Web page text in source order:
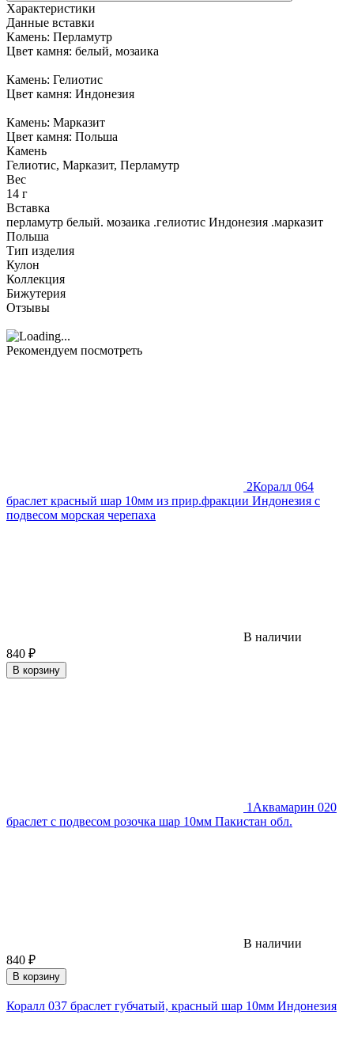
Характеристики
Данные вставки
Камень: Перламутр
Цвет камня: белый, мозаика
Камень: Гелиотис
Цвет камня: Индонезия
Камень: Марказит
Цвет камня: Польша
Камень
Гелиотис, Марказит, Перламутр
Вес
14 г
Вставка
перламутр белый. мозаика .гелиотис Индонезия .марказит
Польша
Тип изделия
Кулон
Коллекция
Бижутерия
Отзывы
Рекомендуем посмотреть
2Коралл 064
браслет красный шар 10мм из прир.фракции Индонезия с
подвесом морская черепаха
В наличии
840 ₽
В корзину
1 Аквамарин 020
браслет с подвесом розочка шар 10мм Пакистан обл.
В наличии
840 ₽
В корзину
Коралл 037 браслет губчатый, красный шар 10мм Индонезия